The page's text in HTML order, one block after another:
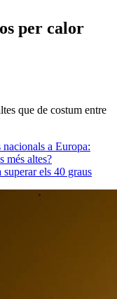
per calor
que de costum entre
a Europa:
més altes?
els 40 graus